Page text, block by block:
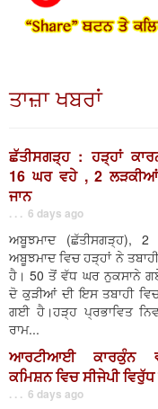
ਤਾਜ਼ਾ ਖਬਰਾਂ
ਛੱਤੀਸਗੜ੍ਹ : ਹੜ੍ਹਾਂ
16 ਘਰ ਵਹੇ , 2
ਜਾਨ
. . . 6 days ago
ਅਬੂਝਮਾਦ (ਛੱਤੀਸਗੜ੍ਹ),
ਅਬੂਝਮਾਦ ਵਿਚ ਹੜ੍ਹਾਂ ਨੇ
ਹੈ। 50 ਤੋਂ ਵੱਧ ਘਰ ਨੁਕਸਾਨੇ
ਦੋ ਕੁੜੀਆਂ ਦੀ ਇਸ ਤਬਾਹੀ
ਗਈ ਹੈ।ਹੜ੍ਹ ਪ੍ਰਭਾਵਿਤ
ਰਾਮ...
ਆਰਟੀਆਈ ਕਾਰਕੁੰਨ
ਕਮਿਸ਼ਨ ਵਿਚ ਸੀਜੇਪੀ
. . . 6 days ago